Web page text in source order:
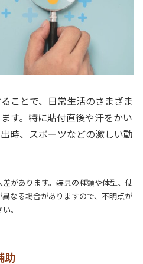
ことで、日常生活のさまざま
す。特に貼付直後や汗をかい
時、スポーツなどの激しい動
があります。装具の種類や体型、使
なる場合がありますので、不明点が
。
助